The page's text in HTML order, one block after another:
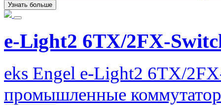
Узнать больше
e-Light2 6TX/2FX-
eks Engel e-Light2 6TX/
промышленные